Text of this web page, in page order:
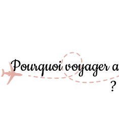
Pourquoi voyager
?